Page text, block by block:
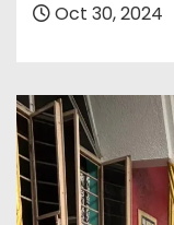
Oct 30, 2024